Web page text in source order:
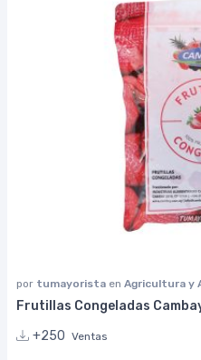
por tumayorista en Agricultura y
Frutillas Congeladas
+250 Ventas